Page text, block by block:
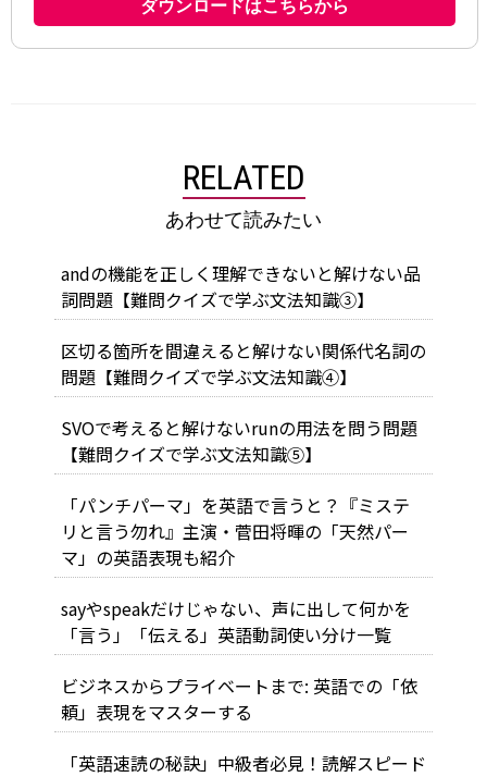
RELATED
あわせて読みたい
andの機能を正しく理解できないと解けない品
詞問題【難問クイズで学ぶ文法知識③】
区切る箇所を間違えると解けない関係代名詞の
問題【難問クイズで学ぶ文法知識④】
SVOで考えると解けないrunの用法を問う問題
【難問クイズで学ぶ文法知識⑤】
「パンチパーマ」を英語で言うと？『ミステ
リと言う勿れ』主演・菅田将暉の「天然パー
マ」の英語表現も紹介
sayやspeakだけじゃない、声に出して何かを
「言う」「伝える」英語動詞使い分け一覧
ビジネスからプライベートまで: 英語での「依
頼」表現をマスターする
「英語速読の秘訣」中級者必見！読解スピード